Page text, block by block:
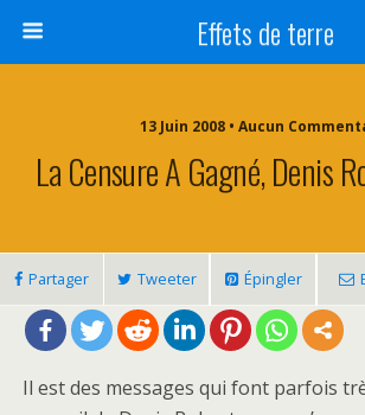
Effets de terre
13 Juin 2008 • Aucun
La Censure A Gagné, Denis
Partager Tweeter Épingler
Il est des messages qui font parfois